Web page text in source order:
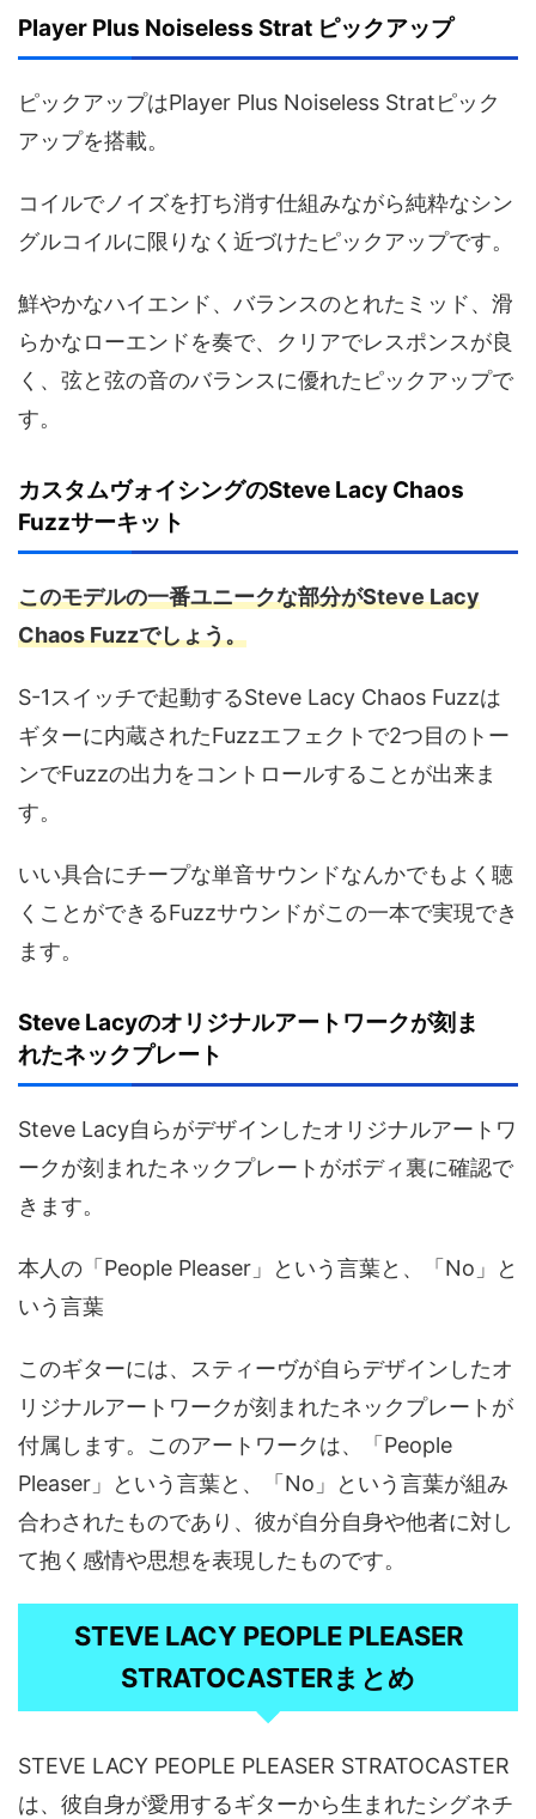
Player Plus Noiseless Strat ピックアップ
ピックアップはPlayer Plus Noiseless Stratピック
アップを搭載。
コイルでノイズを打ち消す仕組みながら純粋なシン
グルコイルに限りなく近づけたピックアップです。
鮮やかなハイエンド、バランスのとれたミッド、滑
らかなローエンドを奏で、クリアでレスポンスが良
く、弦と弦の音のバランスに優れたピックアップで
す。
カスタムヴォイシングのSteve Lacy Chaos
Fuzzサーキット
このモデルの一番ユニークな部分がSteve Lacy
Chaos Fuzzでしょう。
S-1スイッチで起動するSteve Lacy Chaos Fuzzは
ギターに内蔵されたFuzzエフェクトで2つ目のトー
ンでFuzzの出力をコントロールすることが出来ま
す。
いい具合にチープな単音サウンドなんかでもよく聴
くことができるFuzzサウンドがこの一本で実現でき
ます。
Steve Lacyのオリジナルアートワークが刻ま
れたネックプレート
Steve Lacy自らがデザインしたオリジナルアートワ
ークが刻まれたネックプレートがボディ裏に確認で
きます。
本人の「People Pleaser」という言葉と、「No」と
いう言葉
このギターには、スティーヴが自らデザインしたオ
リジナルアートワークが刻まれたネックプレートが
付属します。このアートワークは、「People
Pleaser」という言葉と、「No」という言葉が組み
合わされたものであり、彼が自分自身や他者に対し
て抱く感情や思想を表現したものです。
STEVE LACY PEOPLE PLEASER
STRATOCASTERまとめ
STEVE LACY PEOPLE PLEASER STRATOCASTER
は、彼自身が愛用するギターから生まれたシグネチ